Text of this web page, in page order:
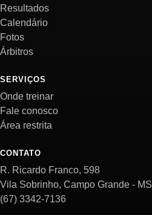
Resultados
Calendário
Fotos
Árbitros
SERVIÇOS
Onde treinar
Fale conosco
Área restrita
CONTATO
R. Ricardo Franco, 598
Vila Sobrinho, Campo Grande - MS
(67) 3342-7136